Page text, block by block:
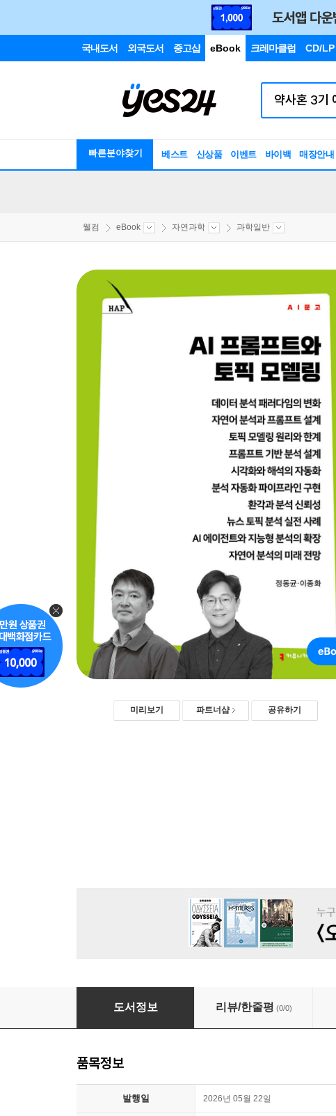
국내도서 외국도서 중고샵 eBook 크레마클럽 CD/LP
빠른분야찾기 베스트 신상품 이벤트 바이백 매장안내
웰컴 eBook 자연과학 과학일반
미리보기 파트너샵 공유하기
AI 프롬프트와 토픽 모델링
도서정보 리뷰/한줄평 (0/0)
품목정보
발행일 2026년 05월 22일